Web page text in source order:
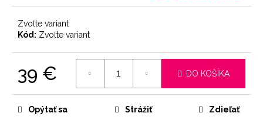
Zvoľte variant
Kód: Zvoľte variant
39 € DO KOŠÍKA
Opýtať sa Strážiť Zdieľať